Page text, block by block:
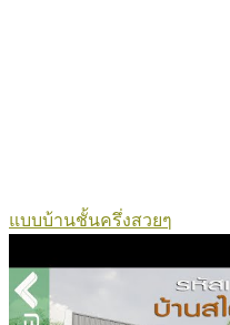
แบบบ้านชั้นครึ่งสวยๆ